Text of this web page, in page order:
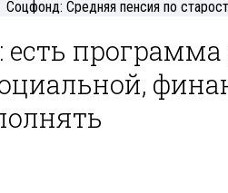
Соцфонд: Средняя пенсия по
есть